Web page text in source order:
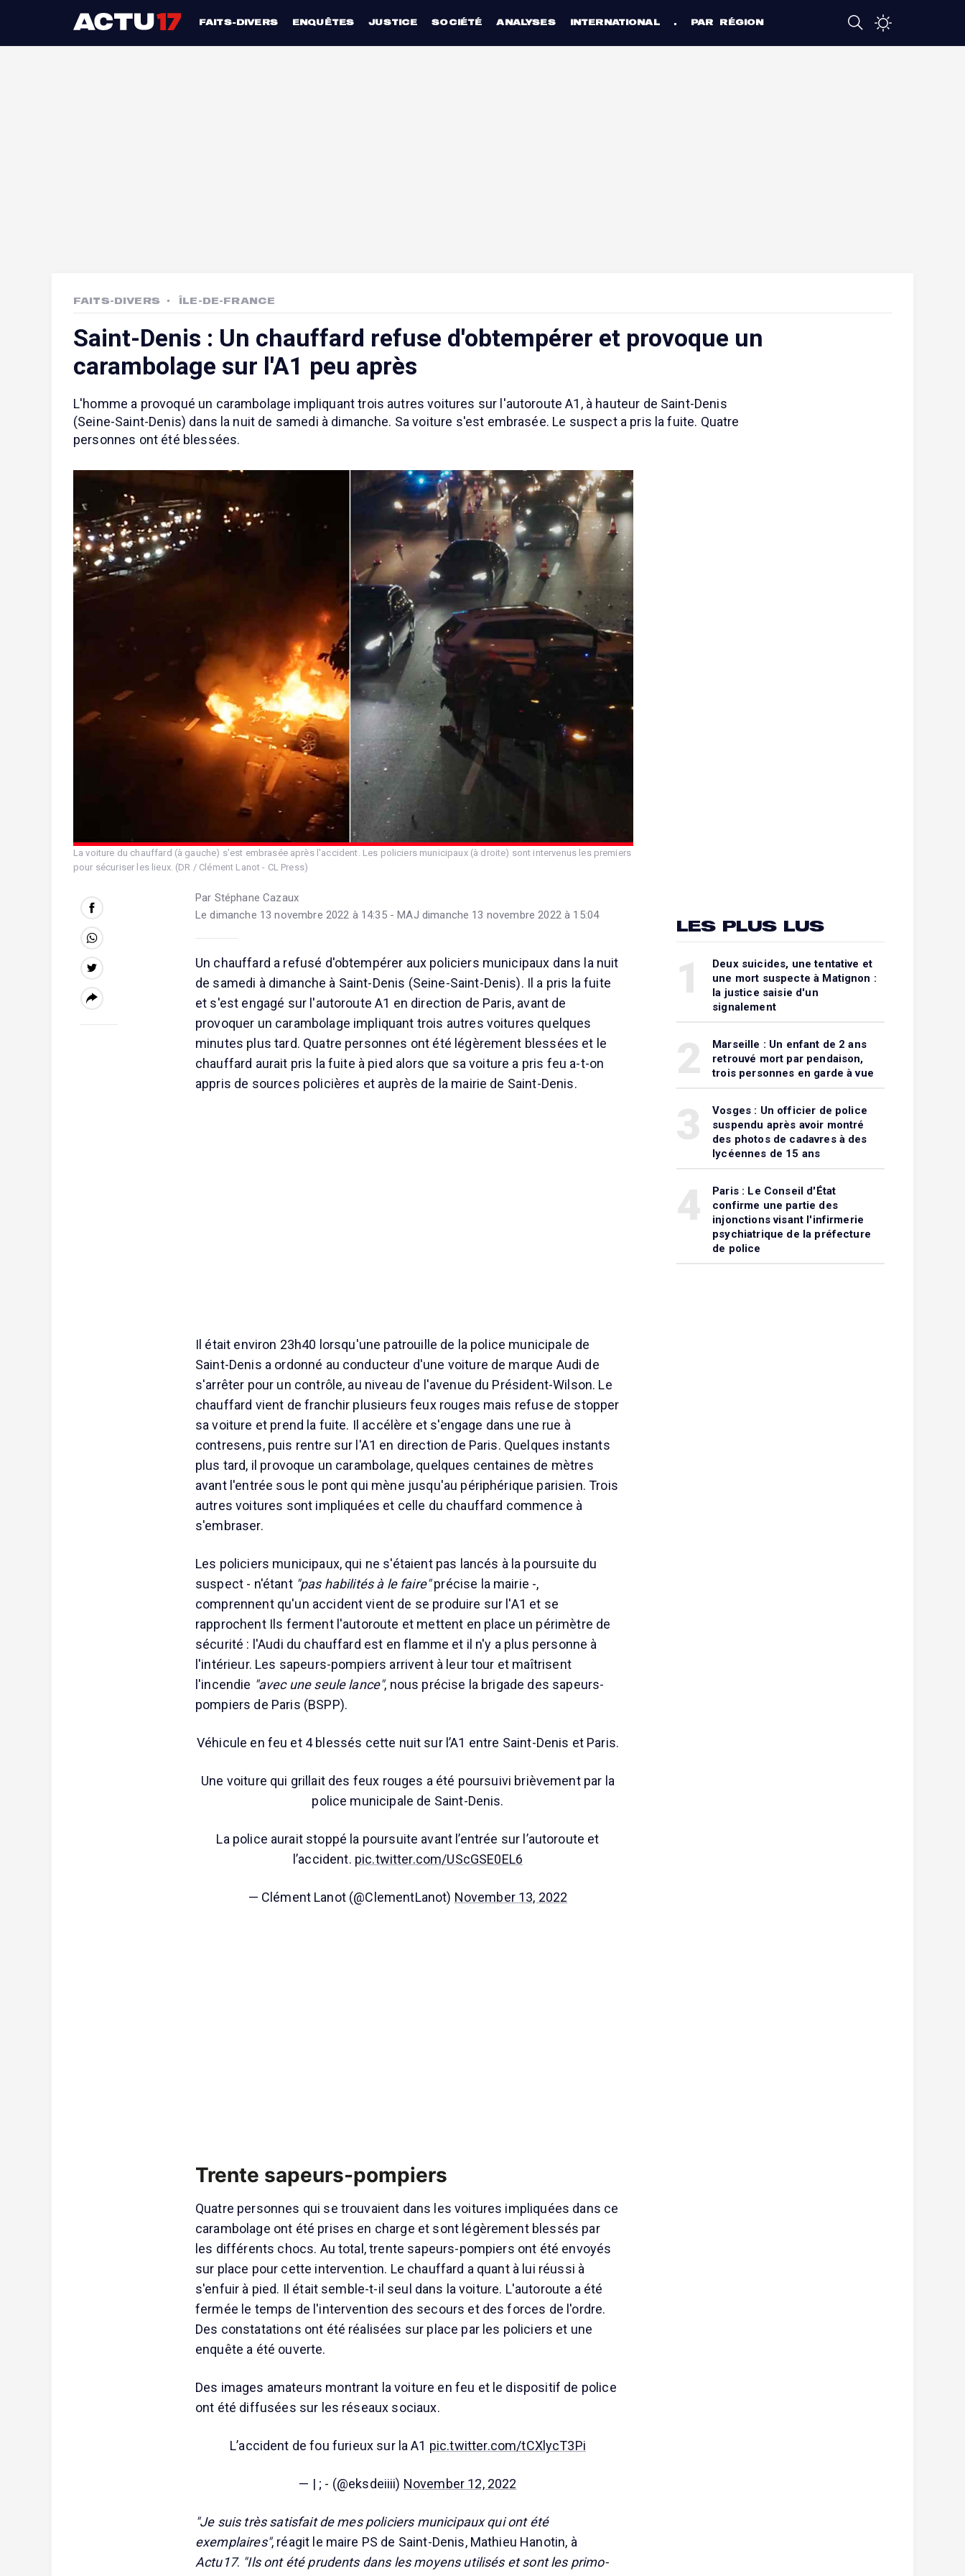
FAITS-DIVERS ENQUÊTES JUSTICE SOCIÉTÉ ANALYSES INTERNATIONAL PAR RÉGION
FAITS-DIVERS ÎLE-DE-FRANCE
Saint-Denis : Un chauffard refuse d'obtempérer et provoque un
carambolage sur l'A1 peu après
L'homme a provoqué un carambolage impliquant trois autres voitures sur l'autoroute A1, à hauteur de Saint-Denis
(Seine-Saint-Denis) dans la nuit de samedi à dimanche. Sa voiture s'est embrasée. Le suspect a pris la fuite. Quatre
personnes ont été blessées.
La voiture du chauffard (à gauche) s'est embrasée après l'accident. Les policiers municipaux (à droite) sont intervenus les premiers
pour sécuriser les lieux. (DR / Clément Lanot - CL Press)
Par Stéphane Cazaux
Le dimanche 13 novembre 2022 à 14:35 - MAJ dimanche 13 novembre 2022 à 15:04
Un chauffard a refusé d'obtempérer aux policiers municipaux dans la nuit
de samedi à dimanche à Saint-Denis (Seine-Saint-Denis). Il a pris la fuite
et s'est engagé sur l'autoroute A1 en direction de Paris, avant de
provoquer un carambolage impliquant trois autres voitures quelques
minutes plus tard. Quatre personnes ont été légèrement blessées et le
chauffard aurait pris la fuite à pied alors que sa voiture a pris feu a-t-on
appris de sources policières et auprès de la mairie de Saint-Denis.
Il était environ 23h40 lorsqu'une patrouille de la police municipale de
Saint-Denis a ordonné au conducteur d'une voiture de marque Audi de
s'arrêter pour un contrôle, au niveau de l'avenue du Président-Wilson. Le
chauffard vient de franchir plusieurs feux rouges mais refuse de stopper
sa voiture et prend la fuite. Il accélère et s'engage dans une rue à
contresens, puis rentre sur l'A1 en direction de Paris. Quelques instants
plus tard, il provoque un carambolage, quelques centaines de mètres
avant l'entrée sous le pont qui mène jusqu'au périphérique parisien. Trois
autres voitures sont impliquées et celle du chauffard commence à
s'embraser.
Les policiers municipaux, qui ne s'étaient pas lancés à la poursuite du
suspect - n'étant "pas habilités à le faire"précise la mairie -,
comprennent qu'un accident vient de se produire sur l'A1 et se
rapprochent Ils ferment l'autoroute et mettent en place un périmètre de
sécurité : l'Audi du chauffard est en flamme et il n'y a plus personne à
l'intérieur. Les sapeurs-pompiers arrivent à leur tour et maîtrisent
l'incendie "avec une seule lance", nous précise la brigade des sapeurs-
pompiers de Paris (BSPP).
Véhicule en feu et 4 blessés cette nuit sur l’A1 entre Saint-Denis et Paris.
Une voiture qui grillait des feux rouges a été poursuivi brièvement par la
police municipale de Saint-Denis.
La police aurait stoppé la poursuite avant l’entrée sur l’autoroute et
l’accident. pic.twitter.com/UScGSE0EL6
— Clément Lanot (@ClementLanot) November 13, 2022
Trente sapeurs-pompiers
Quatre personnes qui se trouvaient dans les voitures impliquées dans ce
carambolage ont été prises en charge et sont légèrement blessés par
les différents chocs. Au total, trente sapeurs-pompiers ont été envoyés
sur place pour cette intervention. Le chauffard a quant à lui réussi à
s'enfuir à pied. Il était semble-t-il seul dans la voiture. L'autoroute a été
fermée le temps de l'intervention des secours et des forces de l'ordre.
Des constatations ont été réalisées sur place par les policiers et une
enquête a été ouverte.
Des images amateurs montrant la voiture en feu et le dispositif de police
ont été diffusées sur les réseaux sociaux.
L’accident de fou furieux sur la A1 pic.twitter.com/tCXlycT3Pi
— | ; - (@eksdeiiii) November 12, 2022
"Je suis très satisfait de mes policiers municipaux qui ont été
exemplaires", réagit le maire PS de Saint-Denis, Mathieu Hanotin, à
Actu17. "Ils ont été prudents dans les moyens utilisés et sont les primo-
LES PLUS LUS
Deux suicides, une tentative et
une mort suspecte à Matignon :
la justice saisie d'un
signalement
Marseille : Un enfant de 2 ans
retrouvé mort par pendaison,
trois personnes en garde à vue
Vosges : Un officier de police
suspendu après avoir montré
des photos de cadavres à des
lycéennes de 15 ans
Paris : Le Conseil d'État
confirme une partie des
injonctions visant l'infirmerie
psychiatrique de la préfecture
de police